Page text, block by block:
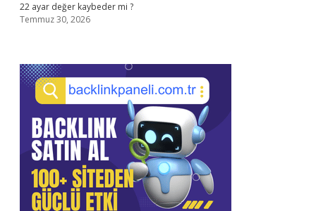
22 ayar değer kaybeder mi ?
Temmuz 30, 2026